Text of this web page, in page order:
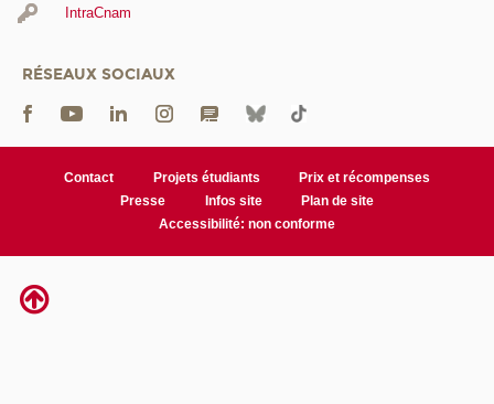
IntraCnam
RÉSEAUX SOCIAUX
Contact Projets étudiants
Prix et récompenses
Presse
Infos site
Plan de site
Accessibilité: non conforme